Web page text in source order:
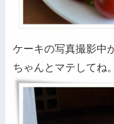
ケーキの写真撮影中
ちゃんとマテしてね。